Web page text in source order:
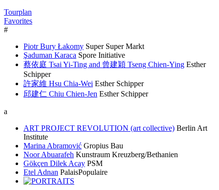
Tourplan
Favorites
#
Piotr Bury Łakomy Super Super Markt
Şaduman Karaca Spore Initiative
蔡依庭 Tsai Yi-Ting and 曾建穎 Tseng Chien-Ying Esther
Schipper
許家維 Hsu Chia-Wei Esther Schipper
邱建仁 Chiu Chien-Jen Esther Schipper
a
ART PROJECT REVOLUTION (art collective) Berlin Art
Institute
Marina Abramović Gropius Bau
Noor Abuarafeh Kunstraum Kreuzberg/Bethanien
Gökçen Dilek Acay PSM
Etel Adnan PalaisPopulaire